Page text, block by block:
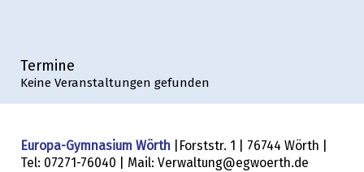
Termine
Keine Veranstaltungen gefunden
Europa-Gymnasium Wörth |Forststr. 1 | 76744 Wörth |
Tel: 07271-76040 | Mail: Verwaltung@egwoerth.de